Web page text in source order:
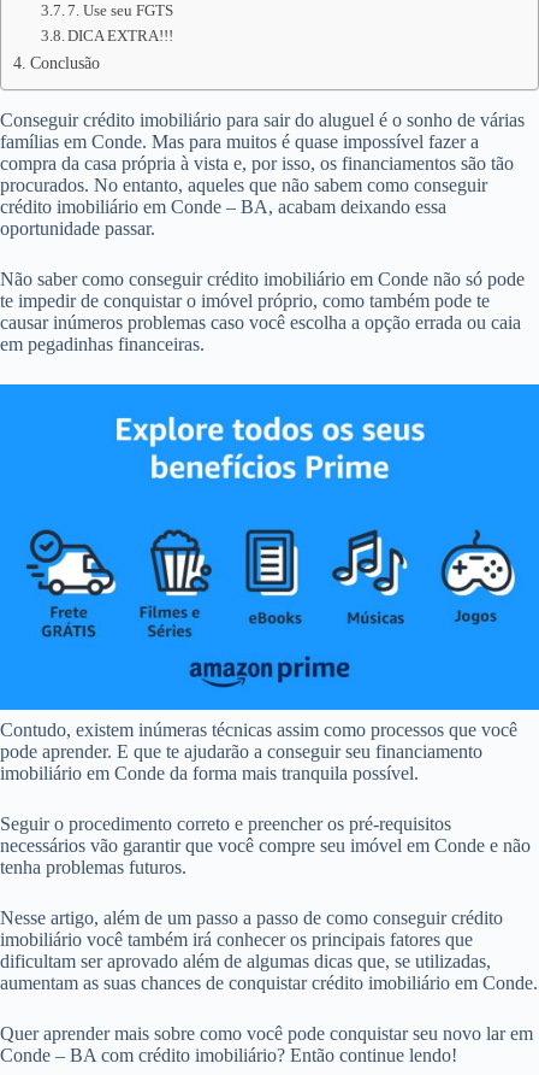
7. Use seu FGTS
DICA EXTRA!!!
Conclusão
Conseguir crédito imobiliário para sair do aluguel é o sonho de várias
famílias em Conde. Mas para muitos é quase impossível fazer a
compra da casa própria à vista e, por isso, os financiamentos são tão
procurados. No entanto, aqueles que não sabem como conseguir
crédito imobiliário em Conde – BA, acabam deixando essa
oportunidade passar.
Não saber como conseguir crédito imobiliário em Conde não só pode
te impedir de conquistar o imóvel próprio, como também pode te
causar inúmeros problemas caso você escolha a opção errada ou caia
em pegadinhas financeiras.
Contudo, existem inúmeras técnicas assim como processos que você
pode aprender. E que te ajudarão a conseguir seu financiamento
imobiliário em Conde da forma mais tranquila possível.
Seguir o procedimento correto e preencher os pré-requisitos
necessários vão garantir que você compre seu imóvel em Conde e não
tenha problemas futuros.
Nesse artigo, além de um passo a passo de como conseguir crédito
imobiliário você também irá conhecer os principais fatores que
dificultam ser aprovado além de algumas dicas que, se utilizadas,
aumentam as suas chances de conquistar crédito imobiliário em Conde.
Quer aprender mais sobre como você pode conquistar seu novo lar em
Conde – BA com crédito imobiliário? Então continue lendo!